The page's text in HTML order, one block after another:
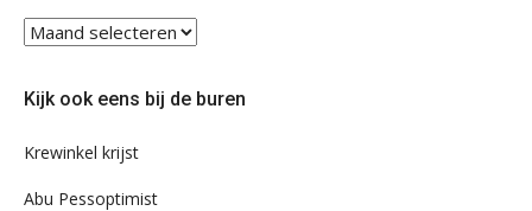
Blader
eens
ons
Kijk ook eens bij de buren
Krewinkel krijst
Abu Pessoptimist